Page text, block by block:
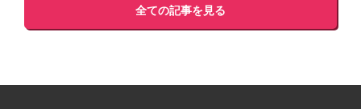
全ての記事を見る